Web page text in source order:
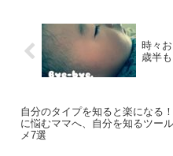
時々
歳半
自分のタイプを知ると楽になる
に悩むママへ、自分を知るツー
メ7選